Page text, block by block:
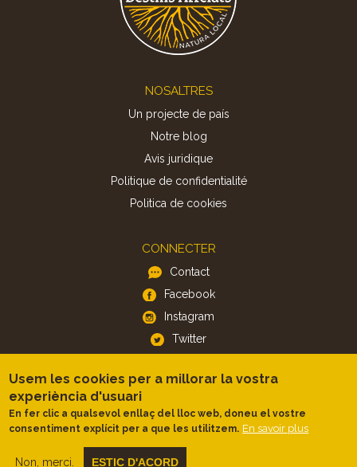
NOSALTRES
Un projecte de país
Notre blog
Avis juridique
Politique de confidentialité
Politica de cookies
CONNECTER
Contact
Facebook
Instagram
Twitter
APP
iOS
Android
Usem les cookies per a millorar la vostra
experiència d'usuari
En fer clic a qualsevol enllaç del lloc web, doneu el vostre
consentiment explícit per a que les utilitzem. En savoir plus
Non, merci. ESTIC D'ACORD